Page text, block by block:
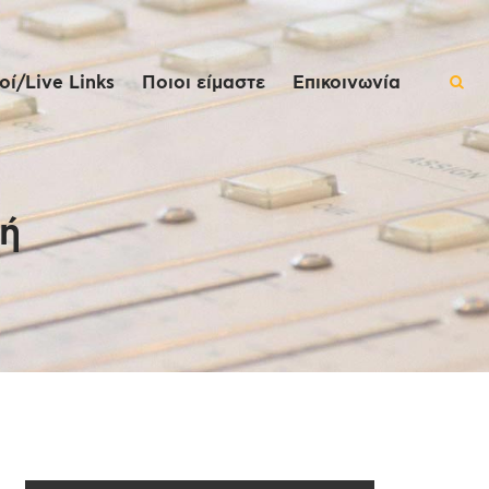
Live Links Ποιοι είμαστε Επικοινωνία